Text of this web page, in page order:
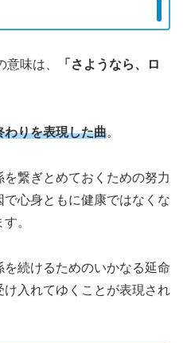
味は、
「さようなら、ロ
わりを表現した曲。
繋ぎとめておくための努力
心身ともに健康ではなくな
。
続けるためのいかなる延命
入れてゆくことが表現され